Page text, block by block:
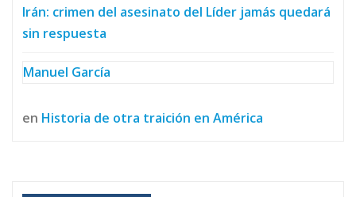
Irán: crimen del asesinato del Líder jamás quedará
sin respuesta
Manuel García
en Historia de otra traición en América